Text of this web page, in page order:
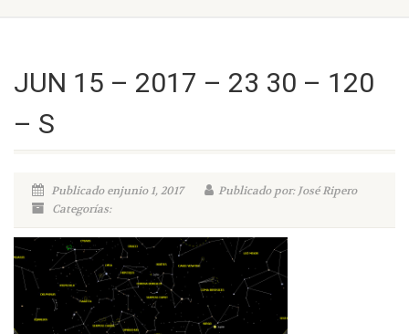
JUN 15 – 2017 – 23 30 – 120
– S
Publicado enjunio 1, 2017
Publicado por: José Ripero
Categorías: